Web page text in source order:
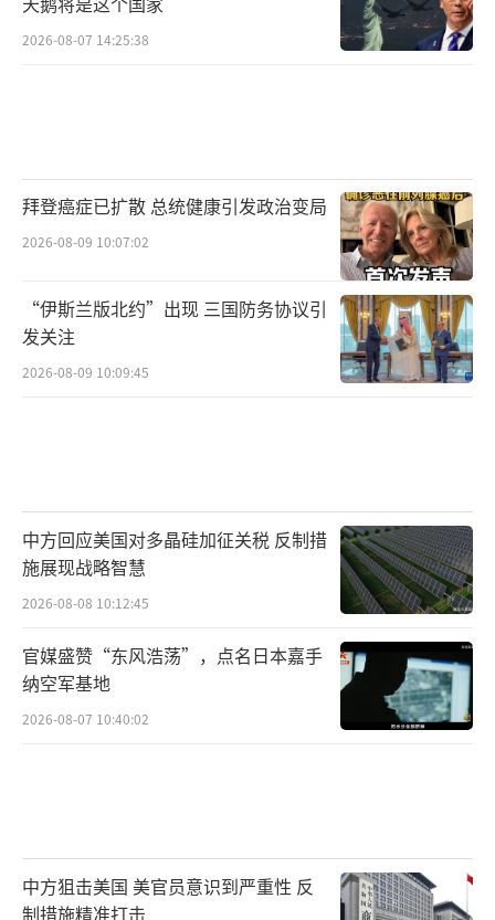
作”，最终被迫修改成“运费调整”。
在这场闹剧中，最尴尬的莫过于那些为特
朗普经济政策摇旗呐喊的“川粉经济学
家”们。他们歪曲理论、强行解释，拼命为特
朗普的贸易战正名。甚至有人公开否定“特里
芬两难”（Triffin Dilemma）理论，认为美国
全球流通的必然机制。美国要让别国拥有美元
储备，前提是你得从别人那里买东西，持续贸
易逆差才是别人“拿到”美元的方式。脱离这
还有人宣称制造业回流才是美元信用的根
基，这同样是偷换概念。现在的美元霸权，更
车间，美元信用就能起死回生。
2026-08-07 14:25:38
拜登癌症已扩散 总统健康引发政治变局
2026-08-09 10:07:02
“伊斯兰版北约”出现 三国防务协议引
发关注
2026-08-09 10:09:45
中方回应美国对多晶硅加征关税 反制措
施展现战略智慧
2026-08-08 10:12:45
官媒盛赞“东风浩荡”，点名日本嘉手
纳空军基地
2026-08-07 10:40:02
中方狙击美国 美官员意识到严重性 反
制措施精准打击